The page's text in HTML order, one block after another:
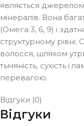
являється
мінералів. Вона
(Омега 3, 6, 9) і
структурному
волосся, шляхом
тьмяність, сухість і
перевагою.
Відгуки (0)
Відгуки